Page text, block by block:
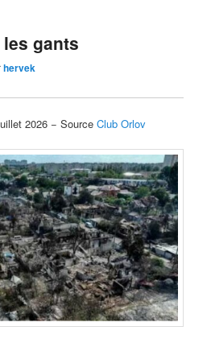
gants
hervek
2026 − SourceClub Orlov